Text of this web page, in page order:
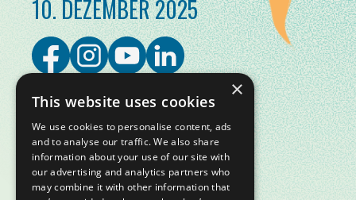
10. DEZEMBER 2025
×
This website uses cookies
We use cookies to personalise content, ads
and to analyse our traffic. We also share
information about your use of our site with
our advertising and analytics partners who
may combine it with other information that